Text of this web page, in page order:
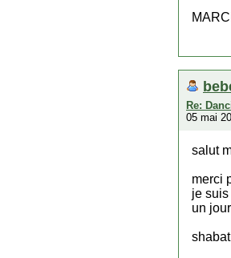
Re:
05 mai
salut
merci
je
un